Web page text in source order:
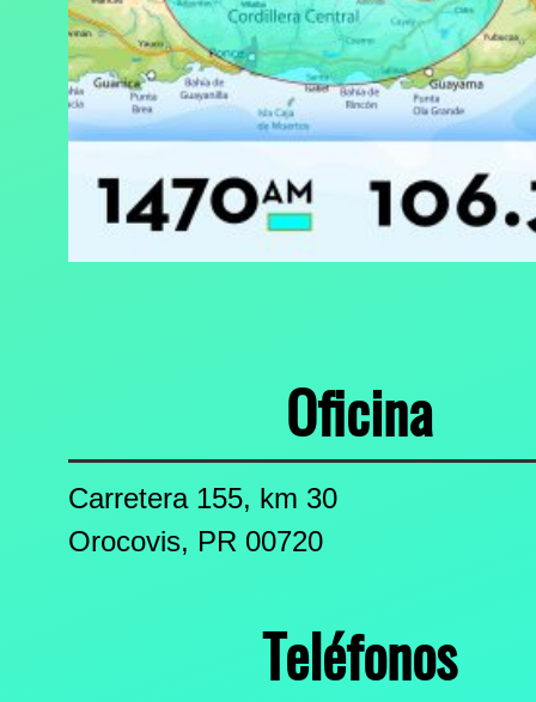
Oficina
Carretera 155, km 30
Orocovis, PR 00720
Teléfonos